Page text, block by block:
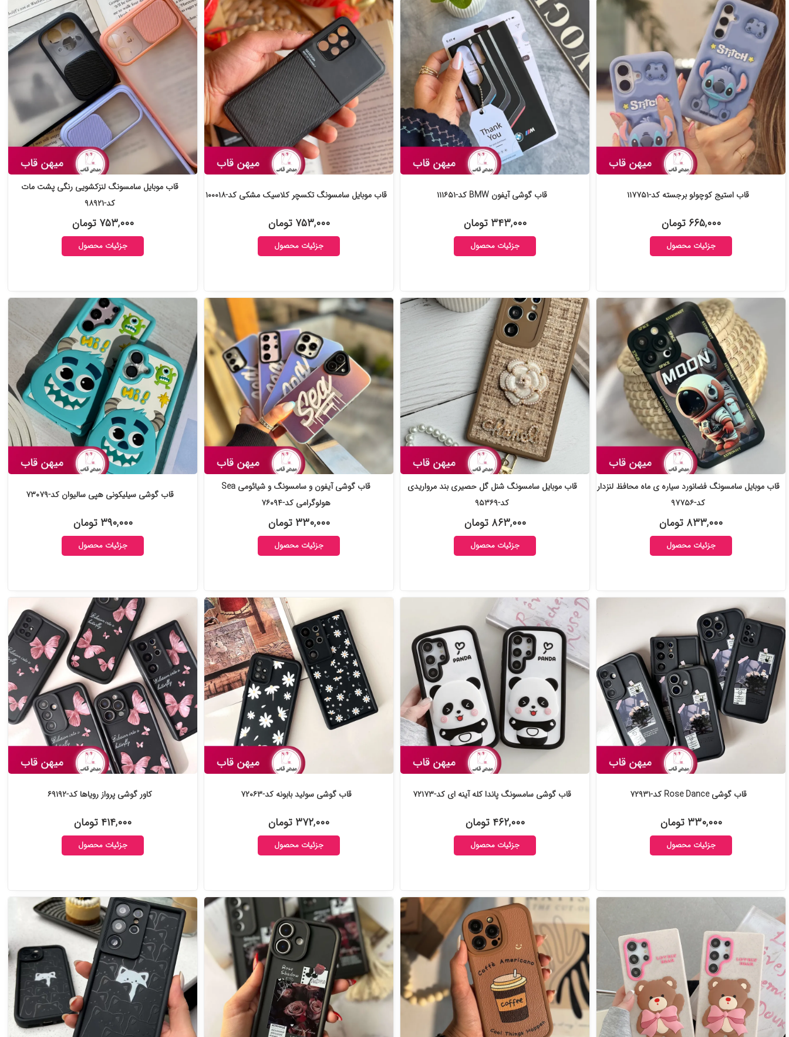
قاب استیج کوچولو برجسته کد-۱۱۷۷۵۱
۶۶۵,۰۰۰ تومان
جزئیات محصول
قاب گوشی آیفون BMW کد-۱۱۱۶۵۱
۳۴۳,۰۰۰ تومان
جزئیات محصول
قاب موبایل سامسونگ تکسچر کلاسیک مشکی کد-۱۰۰۰۱۸
۷۵۳,۰۰۰ تومان
جزئیات محصول
قاب موبایل سامسونگ لنزکشویی رنگی پشت مات
کد-۹۸۹۲۱
۷۵۳,۰۰۰ تومان
جزئیات محصول
قاب موبایل سامسونگ فضانورد سیاره ی ماه محافظ لنزدار
کد-۹۷۷۵۶
۸۳۳,۰۰۰ تومان
جزئیات محصول
قاب موبایل سامسونگ شنل گل حصیری بند مرواریدی
کد-۹۵۳۶۹
۸۶۳,۰۰۰ تومان
جزئیات محصول
قاب گوشی آیفون و سامسونگ و شیائومی Sea
هولوگرامی کد-۷۶۰۹۴
۳۳۰,۰۰۰ تومان
جزئیات محصول
قاب گوشی سیلیکونی هپی سالیوان کد-۷۳۰۷۹
۳۹۰,۰۰۰ تومان
جزئیات محصول
قاب گوشی Rose Dance کد-۷۲۹۳۱
۳۳۰,۰۰۰ تومان
جزئیات محصول
قاب گوشی سامسونگ پاندا کله آینه ای کد-۷۲۱۷۳
۴۶۲,۰۰۰ تومان
جزئیات محصول
قاب گوشی سولید بابونه کد-۷۲۰۶۳
۳۷۲,۰۰۰ تومان
جزئیات محصول
کاور گوشی پرواز رویاها کد-۶۹۱۹۲
۴۱۴,۰۰۰ تومان
جزئیات محصول